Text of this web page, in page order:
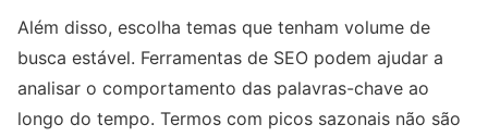
Além disso, escolha temas que tenham volume de
busca estável. Ferramentas de SEO podem ajudar a
analisar o comportamento das palavras-chave ao
longo do tempo. Termos com picos sazonais não são